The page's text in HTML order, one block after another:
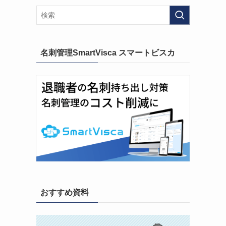
名刺管理SmartVisca スマートビスカ
おすすめ資料